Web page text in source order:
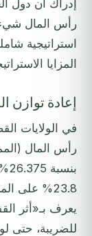
إدراك أن دول
رأس المال
استراتيجية
المزايا
إعادة
في الولايات
23.8% على
يعرف بـ«أثر
للضريبة، حتى